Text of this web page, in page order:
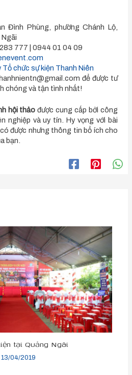
Đình Phùng, phường Chánh Lộ,
777 | 0944 01 04 09
chức sự kiện Thanh Niên
để được tư
chóng và tận tình nhất!
hội thảođược cung cấp bởi công
nghiệp và uy tín. Hy vọng với bài
được nhưng thông tin bổ ích cho
bạn.
tại Quảng Ngãi
13/04/2019